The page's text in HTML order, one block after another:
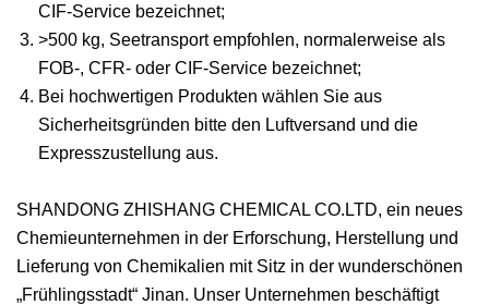
CIF-Service bezeichnet;
>500 kg, Seetransport empfohlen, normalerweise als
FOB-, CFR- oder CIF-Service bezeichnet;
Bei hochwertigen Produkten wählen Sie aus
Sicherheitsgründen bitte den Luftversand und die
Expresszustellung aus.
SHANDONG ZHISHANG CHEMICAL CO.LTD, ein neues
Chemieunternehmen in der Erforschung, Herstellung und
Lieferung von Chemikalien mit Sitz in der wunderschönen
„Frühlingsstadt“ Jinan. Unser Unternehmen beschäftigt